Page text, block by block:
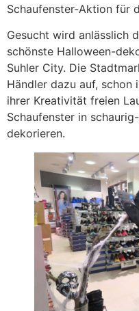
Schaufenster-Aktion für
Gesucht wird anlässlich
schönste Halloween-
Suhler City. Die
Händler dazu auf,
ihrer Kreativität freien
Schaufenster in
dekorieren.